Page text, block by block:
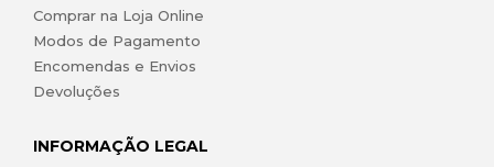
Comprar na Loja Online
Modos de Pagamento
Encomendas e Envios
Devoluções
INFORMAÇÃO LEGAL